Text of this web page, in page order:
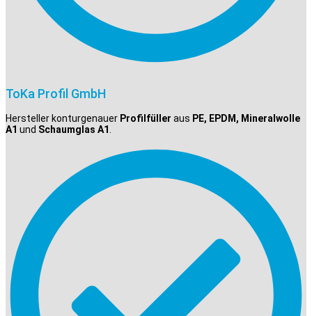
ToKa Profil GmbH
Hersteller konturgenauer Profilfüller aus PE, EPDM, Mineralwolle
A1 und Schaumglas A1